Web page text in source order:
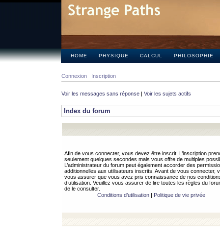
HOME PHYSIQUE CALCUL PHILOSOPHIE
Connexion Inscription
Voir les messages sans réponse | Voir les sujets actifs
Index du forum
Afin de vous connecter, vous devez être inscrit. L’inscription
seulement quelques secondes mais vous offre de multiples
L’administrateur du forum peut également accorder des
additionnelles aux utilisateurs inscrits. Avant de vous connecter,
vous assurer que vous avez pris connaissance de nos
d’utilisation. Veuillez vous assurer de lire toutes les règles du
de le consulter.
Conditions d’utilisation| Politique de vie privée